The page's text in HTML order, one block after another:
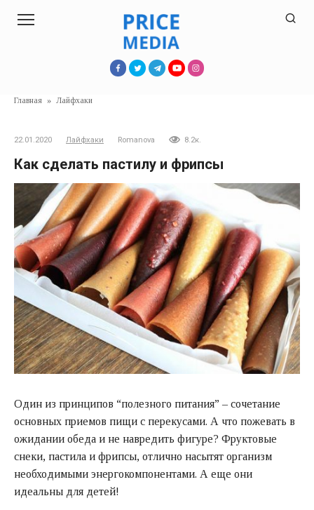
Главная » Лайфхаки
22.01.2020 Лайфхаки Romanova 8.2к.
Как сделать пастилу и фрипсы
Один из принципов “полезного питания” – сочетание
основных приемов пищи с перекусами. А что пожевать в
ожидании обеда и не навредить фигуре? Фруктовые
снеки, пастила и фрипсы, отлично насытят организм
необходимыми энергокомпонентами. А еще они
идеальны для детей!